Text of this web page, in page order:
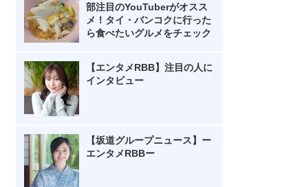
部注目のYouTuberがオスス
メ！タイ・バンコクに行った
ら食べたいグルメをチェック
【エンタメRBB】注目の人に
インタビュー
【坂道グループニュース】ー
エンタメRBBー